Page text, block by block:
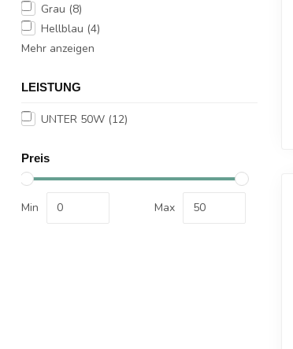
Grau (8)
Hellblau (4)
Mehr anzeigen
LEISTUNG
UNTER 50W (12)
Preis
Min Max